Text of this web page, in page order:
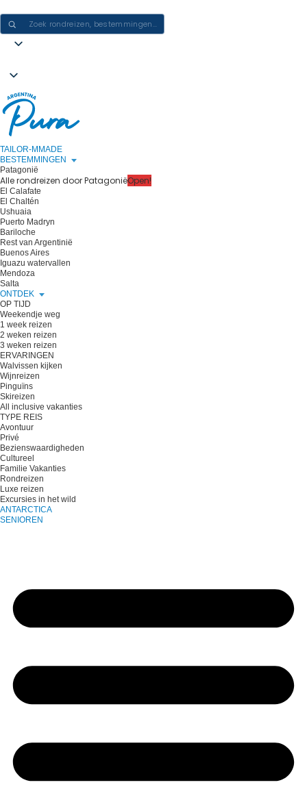
TAILOR-MMADE
BESTEMMINGEN
Patagonië
Alle rondreizen door PatagoniëOpen!
El Calafate
El Chaltén
Ushuaia
Puerto Madryn
Bariloche
Rest van Argentinië
Buenos Aires
Iguazu watervallen
Mendoza
Salta
ONTDEK
OP TIJD
Weekendje weg
1 week reizen
2 weken reizen
3 weken reizen
ERVARINGEN
Walvissen kijken
Wijnreizen
Pinguïns
Skireizen
All inclusive vakanties
TYPE REIS
Avontuur
Privé
Bezienswaardigheden
Cultureel
Familie Vakanties
Rondreizen
Luxe reizen
Excursies in het wild
ANTARCTICA
SENIOREN